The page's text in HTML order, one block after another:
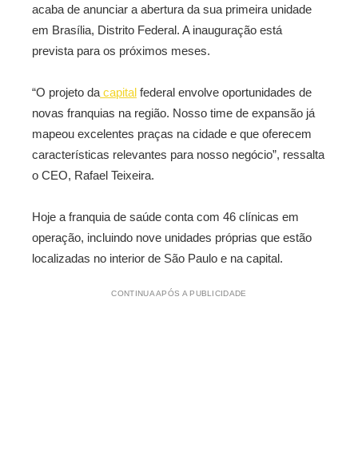
acaba de anunciar a abertura da sua primeira unidade
em Brasília, Distrito Federal. A inauguração está
prevista para os próximos meses.
“O projeto da capital federal envolve oportunidades de
novas franquias na região. Nosso time de expansão já
mapeou excelentes praças na cidade e que oferecem
características relevantes para nosso negócio”, ressalta
o CEO, Rafael Teixeira.
Hoje a franquia de saúde conta com 46 clínicas em
operação, incluindo nove unidades próprias que estão
localizadas no interior de São Paulo e na capital.
CONTINUA APÓS A PUBLICIDADE